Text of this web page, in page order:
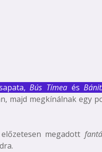
Bús Tímea és
majd megkínálnak egy
megadott